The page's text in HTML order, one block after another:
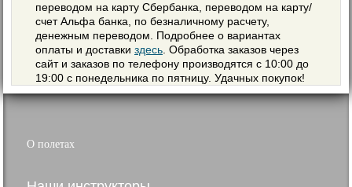
переводом на карту Сбербанка, переводом на карту/
счет Альфа банка, по безналичному расчету,
денежным переводом. Подробнее о вариантах
оплаты и доставки здесь . Обработка заказов через
сайт и заказов по телефону производятся с 10:00 до
19:00 с понедельника по пятницу. Удачных покупок!
О полетах